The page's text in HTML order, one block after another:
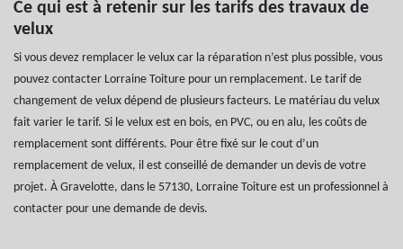
Ce qui est à retenir sur les tarifs des travaux de
velux
Si vous devez remplacer le velux car la réparation n’est plus possible, vous
pouvez contacter Lorraine Toiture pour un remplacement. Le tarif de
changement de velux dépend de plusieurs facteurs. Le matériau du velux
fait varier le tarif. Si le velux est en bois, en PVC, ou en alu, les coûts de
remplacement sont différents. Pour être fixé sur le cout d’un
remplacement de velux, il est conseillé de demander un devis de votre
projet. À Gravelotte, dans le 57130, Lorraine Toiture est un professionnel à
contacter pour une demande de devis.